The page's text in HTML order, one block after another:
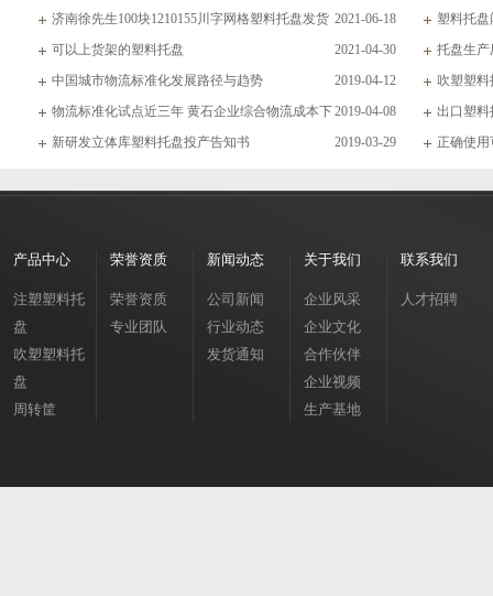
2021-06-18
济南徐先生100块1210155川字网格塑料托盘发货
通知
塑料托盘
2021-04-30
可以上货架的塑料托盘
托盘生产
2019-04-12
中国城市物流标准化发展路径与趋势
吹塑塑
2019-04-08
物流标准化试点近三年 黄石企业综合物流成本下
出口塑料
2019-03-29
新研发立体库塑料托盘投产告知书 正确使用
产品中心
注塑塑料托
盘
吹塑塑料托
盘
周转筐
荣誉资质
荣誉资质
专业团队
新闻动态
公司新闻
行业动态
发货通知
关于我们
企业风采
企业文化
合作伙伴
企业视频
生产基地
联系我们
人才招聘